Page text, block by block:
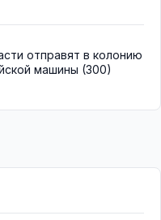
отправят в колонию
машины (300)